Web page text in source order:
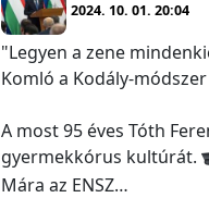
2024. 10. 01. 20:04
"Legyen a zene
Komló a Kodály-
A most 95 éves Tóth
gyermekkórus kultúrát.
Mára az ENSZ…